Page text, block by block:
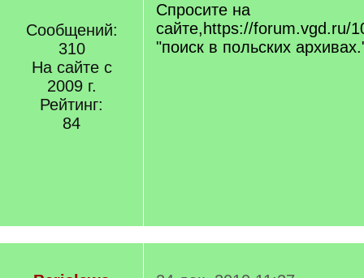
Сообщений:
310
На сайте с
2009 г.
Рейтинг:
84
Спросите на
сайте,https://forum.vgd.ru/
"поиск в польских